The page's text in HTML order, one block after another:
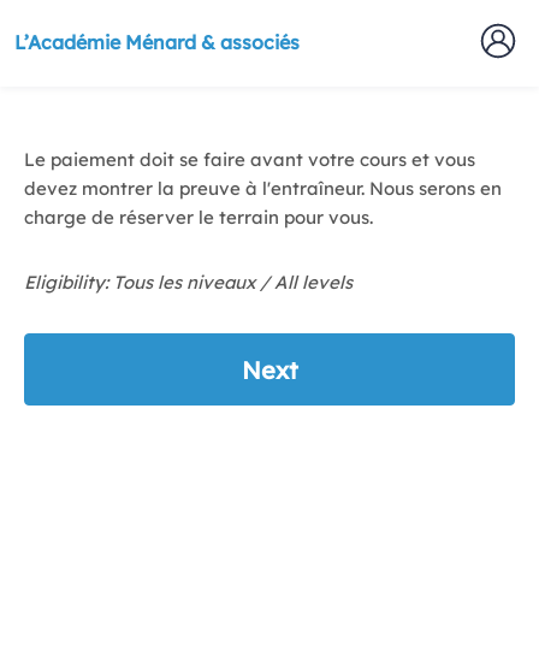
L’Académie Ménard & associés
Le paiement doit se faire avant votre cours et vous
devez montrer la preuve à l'entraîneur. Nous serons en
charge de réserver le terrain pour vous.
Eligibility: Tous les niveaux / All levels
Next